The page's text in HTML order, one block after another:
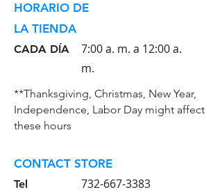
HORARIO DE
LA TIENDA
CADA DÍA
7:00 a. m. a 12:00 a.
m.
**Thanksgiving, Christmas, New Year,
Independence, Labor Day might affect
these hours
CONTACT STORE
Tel
732-667-3383